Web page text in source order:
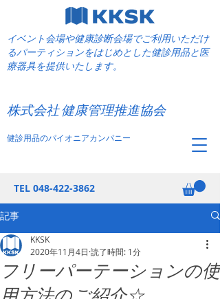
TEL 048-422-3862
健診用品のパイオニアカンパニー
イベント会場や健康診断会場でご利用いただけ
るパーティションをはじめとした健診用品と医
療器具を提供いたします。
株式会社 健康管理推進協会
記事
フリーパーテーションの使
KKSK
2020年11月4日 読了時間: 1分